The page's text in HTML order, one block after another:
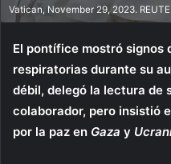
Vatican, November 29, 2023.
El pontífice mostró
respiratorias durante su
débil, delegó la lectura de
colaborador, pero insistió
por la paz en Gaza y